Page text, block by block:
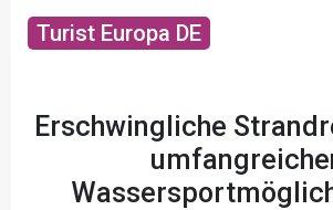
Turist Europa DE
Erschwingliche